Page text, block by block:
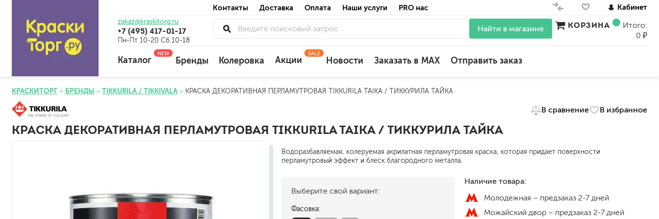
Контакты Доставка Оплата Наши услуги PRO нас Кабинет
zakaz@kraskitorg.ru
+7 (495) 417-01-17
Пн-Пт 10-20 Сб 10-18
Найти в магазине КОРЗИНА
Итого:
0 ₽
Каталог
NEW
универсальные
по штукатурке
по бетону
для обоев
влагостойкие
универсальные
бетоноконтакт и для сложных поверхностей
акриловые
силиконовые универсальные, нейтральные
краски для декора, патина
Бренды Колеровка Акции
SALE
Новости Заказать в MAX Отправить заказ
КРАСКИТОРГ БРЕНДЫ TIKKURILA / TIKKIVALA КРАСКА ДЕКОРАТИВНАЯ ПЕРЛАМУТРОВАЯ TIKKURILA TAIKA / ТИККУРИЛА ТАЙКА
В сравнение В избранное
КРАСКА ДЕКОРАТИВНАЯ ПЕРЛАМУТРОВАЯ TIKKURILA TAIKA / ТИККУРИЛА ТАЙКА
Водоразбавляемая, колеруемая акрилатная перламутровая краска, которая придает поверхности
перламутровый эффект и блеск благородного металла.
Выберите свой вариант:
Фасовка:
Наличие товара:
Молодежная – предзаказ 2-7 дней
Можайский двор – предзаказ 2-7 дней